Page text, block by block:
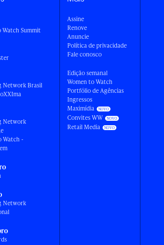
Watch Summit
Network Brasil
Network
Watch -
Network
Assine
Renove
Anuncie
Política de privacidade
Fale conosco
Edição semanal
Women to Watch
Portfólio de Agências
Ingressos
Maximídia
Convites WW
Retail Media